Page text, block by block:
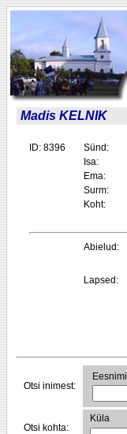
Madis KELNIK
ID: 8396 Sünd:
Isa:
Ema:
Surm:
Koht:
Abielud:
Lapsed:
Otsi inimest:
Eesnimi
Otsi kohta:
Küla